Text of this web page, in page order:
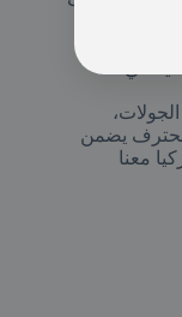
العريق في
في
محترف يضمن
معنا